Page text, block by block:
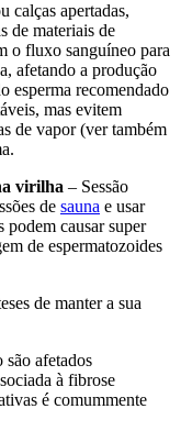
calças apertadas,
de materiais de
o fluxo sanguíneo para
afetando a produção
esperma recomendado
mas evitem
de vapor (ver também
virilha – Sessão
de sauna e usar
podem causar super
de espermatozoides
de manter a sua
afetados
à fibrose
é comummente